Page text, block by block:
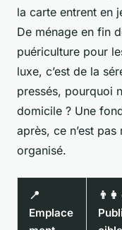
la carte entrent en
De ménage en fin
puériculture pour
luxe, c’est de la
pressés, pourquoi
domicile ? Une
après, ce n’est pas
organisé.
📍
Emplace